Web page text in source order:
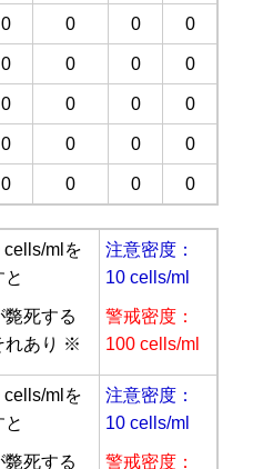
0 0 0 0
0 0 0 0
0 0 0 0
0 0 0 0
0 0 0 0
cells/mlを
と
斃死する
れあり ※
注意密度：
10 cells/ml
警戒密度：
100 cells/ml
cells/mlを
と
斃死する
注意密度：
10 cells/ml
警戒密度：